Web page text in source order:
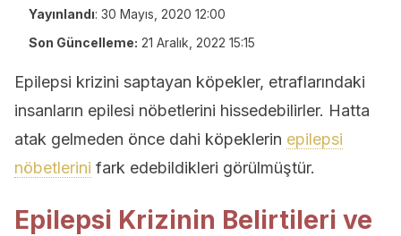
Yayınlandı: 30 Mayıs, 2020 12:00
Son Güncelleme: 21 Aralık, 2022 15:15
Epilepsi krizini saptayan köpekler, etraflarındaki
insanların epilesi nöbetlerini hissedebilirler. Hatta
atak gelmeden önce dahi köpeklerin epilepsi
nöbetlerini fark edebildikleri görülmüştür.
Epilepsi Krizinin Belirtileri ve